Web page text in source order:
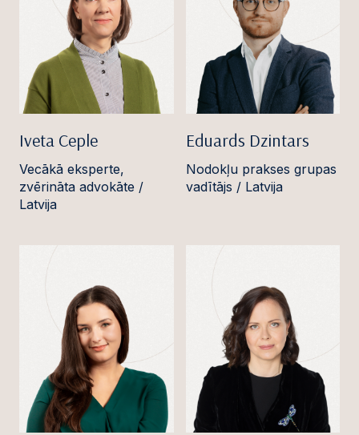
Iveta Ceple
Vecākā eksperte,
zvērināta advokāte /
Latvija
Eduards Dzintars
Nodokļu prakses grupas
vadītājs / Latvija